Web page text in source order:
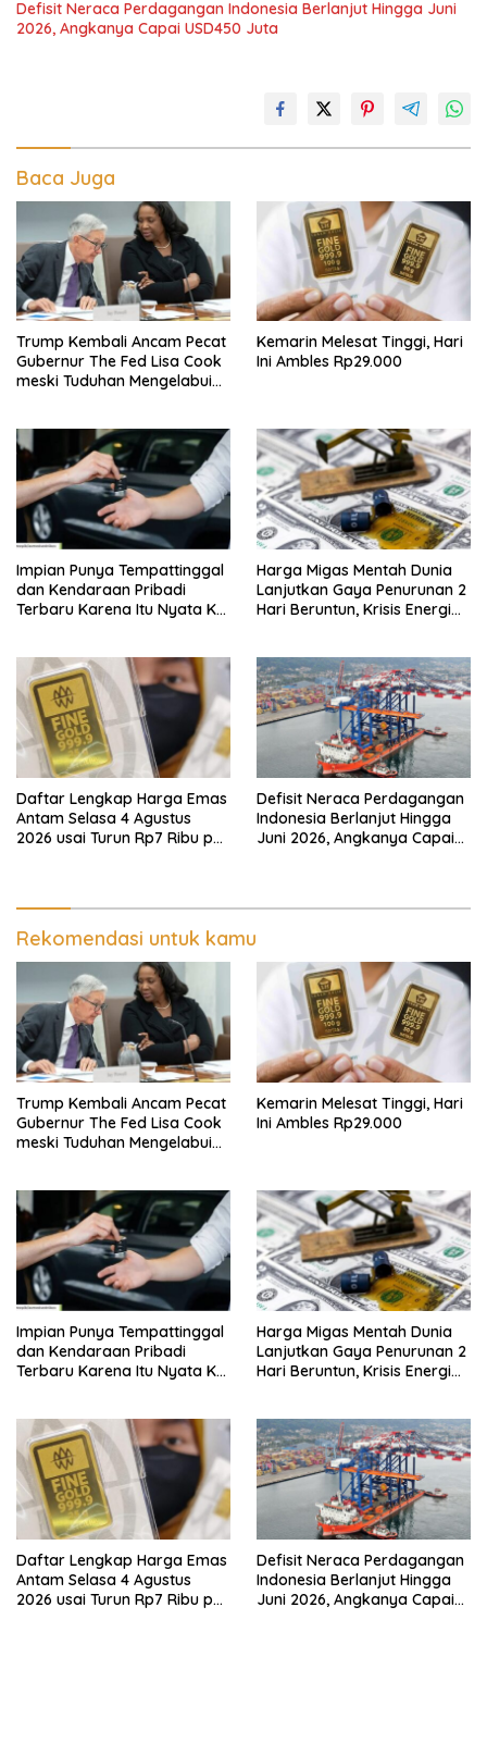
Defisit Neraca Perdagangan Indonesia Berlanjut Hingga Juni
2026, Angkanya Capai USD450 Juta
Baca Juga
Trump Kembali Ancam Pecat
Gubernur The Fed Lisa Cook
meski Tuduhan Mengelabui
Kemarin Melesat Tinggi, Hari
Ini Ambles Rp29.000
Impian Punya Tempattinggal
dan Kendaraan Pribadi
Terbaru Karena Itu Nyata Ke
Harga Migas Mentah Dunia
Lanjutkan Gaya Penurunan 2
Hari Beruntun, Krisis Energi
Daftar Lengkap Harga Emas
Antam Selasa 4 Agustus
2026 usai Turun Rp7 Ribu per
Defisit Neraca Perdagangan
Indonesia Berlanjut Hingga
Juni 2026, Angkanya Capai
Rekomendasi untuk kamu
Trump Kembali Ancam Pecat
Gubernur The Fed Lisa Cook
meski Tuduhan Mengelabui
Kemarin Melesat Tinggi, Hari
Ini Ambles Rp29.000
Impian Punya Tempattinggal
dan Kendaraan Pribadi
Terbaru Karena Itu Nyata Ke
Harga Migas Mentah Dunia
Lanjutkan Gaya Penurunan 2
Hari Beruntun, Krisis Energi
Daftar Lengkap Harga Emas
Antam Selasa 4 Agustus
2026 usai Turun Rp7 Ribu per
Defisit Neraca Perdagangan
Indonesia Berlanjut Hingga
Juni 2026, Angkanya Capai